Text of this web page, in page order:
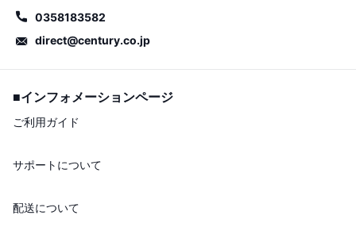
0358183582
direct@century.co.jp
■インフォメーションページ
ご利用ガイド
サポートについて
配送について